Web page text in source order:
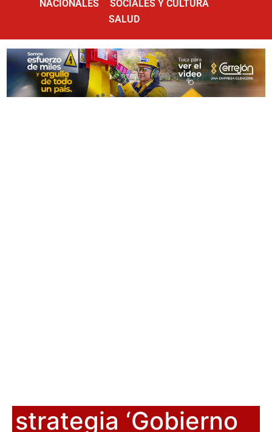
NACIONALES
SOCIALES Y CULTURA
SALUD
strategia ‘Gobierno